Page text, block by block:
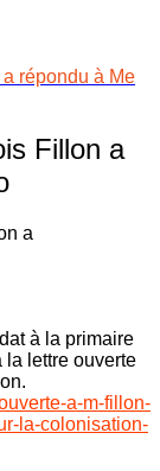
répondu à Me
Fillon a
à la primaire
la lettre ouverte
a-m-fillon-
la-colonisation-